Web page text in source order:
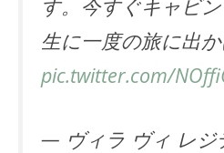
す。今すぐキャビ
生に一度の旅に出か
pic.twitter.com/
— ヴィラ ヴィ レジ